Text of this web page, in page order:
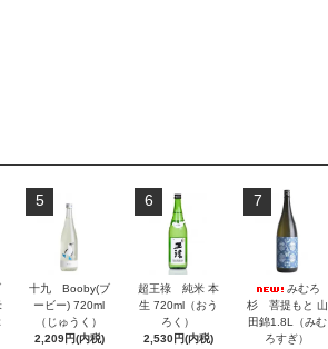
5
十九 Booby(ブ
ービー) 720ml
（じゅうく）
2,209円(内税)
6
超王祿 純米 本
生 720ml（おう
ろく）
2,530円(内税)
7
みむろ
杉 菩提もと 山
田錦1.8L（みむ
ろすぎ）